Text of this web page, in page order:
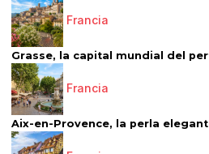
Francia
Grasse, la capital mundial del
Francia
Aix-en-Provence, la perla